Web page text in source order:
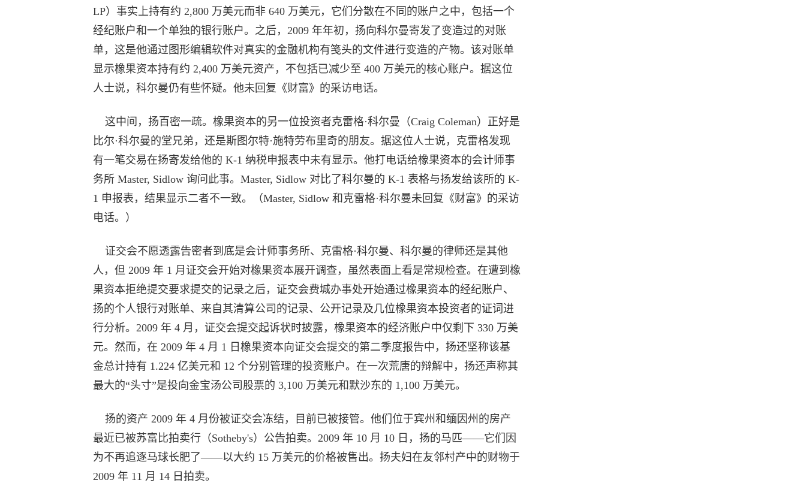
LP）事实上持有约 2,800 万美元而非 640 万美元，它们分散在不同的账户之中，包括一个
经纪账户和一个单独的银行账户。之后，2009 年年初，扬向科尔曼寄发了变造过的对账
单，这是他通过图形编辑软件对真实的金融机构有笺头的文件进行变造的产物。该对账单
显示橡果资本持有约 2,400 万美元资产，不包括已减少至 400 万美元的核心账户。据这位
人士说，科尔曼仍有些怀疑。他未回复《财富》的采访电话。
这中间，扬百密一疏。橡果资本的另一位投资者克雷格·科尔曼（Craig Coleman）正好是
比尔·科尔曼的堂兄弟，还是斯图尔特·施特劳布里奇的朋友。据这位人士说，克雷格发现
有一笔交易在扬寄发给他的 K-1 纳税申报表中未有显示。他打电话给橡果资本的会计师事
务所 Master, Sidlow 询问此事。Master, Sidlow 对比了科尔曼的 K-1 表格与扬发给该所的 K-
1 申报表，结果显示二者不一致。（Master, Sidlow 和克雷格·科尔曼未回复《财富》的采访
电话。）
证交会不愿透露告密者到底是会计师事务所、克雷格·科尔曼、科尔曼的律师还是其他
人，但 2009 年 1 月证交会开始对橡果资本展开调查，虽然表面上看是常规检查。在遭到橡
果资本拒绝提交要求提交的记录之后，证交会费城办事处开始通过橡果资本的经纪账户、
扬的个人银行对账单、来自其清算公司的记录、公开记录及几位橡果资本投资者的证词进
行分析。2009 年 4 月，证交会提交起诉状时披露，橡果资本的经济账户中仅剩下 330 万美
元。然而，在 2009 年 4 月 1 日橡果资本向证交会提交的第二季度报告中，扬还坚称该基
金总计持有 1.224 亿美元和 12 个分别管理的投资账户。在一次荒唐的辩解中，扬还声称其
最大的“头寸”是投向金宝汤公司股票的 3,100 万美元和默沙东的 1,100 万美元。
扬的资产 2009 年 4 月份被证交会冻结，目前已被接管。他们位于宾州和缅因州的房产
最近已被苏富比拍卖行（Sotheby's）公告拍卖。2009 年 10 月 10 日，扬的马匹——它们因
为不再追逐马球长肥了——以大约 15 万美元的价格被售出。扬夫妇在友邻村产中的财物于
2009 年 11 月 14 日拍卖。